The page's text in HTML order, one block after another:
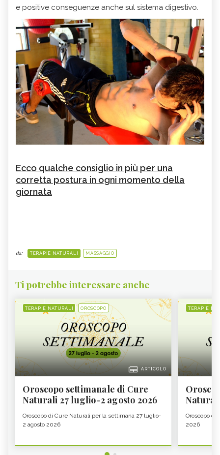
e positive conseguenze anche sul sistema digestivo.
Ecco qualche consiglio in più per una
corretta postura in ogni momento della
giornata
da: TERAPIE NATURALI MASSAGGIO
Ti potrebbe interessare anche
TERAPIE NATURALI OROSCOPO
ARTICOLO
Oroscopo settimanale di Cure
Naturali 27 luglio-2 agosto 2026
Oroscopo di Cure Naturali per la settimana 27 luglio-
2 agosto 2026
TERAPIE
Oroscopo di
2026